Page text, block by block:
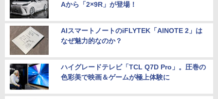
Aから「2×9R」が登場！
AIスマートノートのiFLYTEK「AINOTE 2」は
なぜ魅力的なのか？
ハイグレードテレビ「TCL Q7D Pro」。圧巻の
色彩美で映画＆ゲームが極上体験に